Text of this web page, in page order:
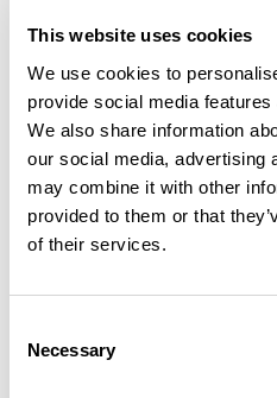
This website uses cookies
We use cookies to
provide social media
We also share information
our social media, advertising
may combine it with other
provided to them or that
of their services.
Selection
Necessary
Joli dénivelé
F florine50187
Añadir
Este recorrido transcurre
por pistas forestales. Presenta